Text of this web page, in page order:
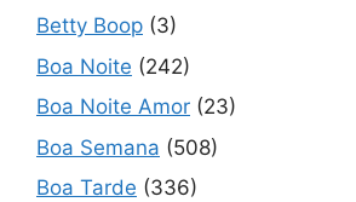
Betty Boop (3)
Boa Noite (242)
Boa Noite Amor (23)
Boa Semana (508)
Boa Tarde (336)